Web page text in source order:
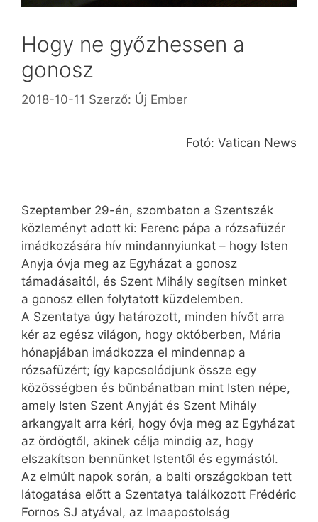
Hogy ne győzhessen a
gonosz
2018-10-11 Szerző: Új Ember
Fotó: Vatican News
Szeptember 29-én, szombaton a Szentszék
közleményt adott ki: Ferenc pápa a rózsafüzér
imádkozására hív mind­annyiunkat – hogy Isten
Anyja óvja meg az Egyházat a gonosz
támadásaitól, és Szent Mihály segítsen minket
a gonosz ellen folytatott küzdelemben.
A Szentatya úgy határozott, minden hívőt arra
kér az egész világon, hogy októberben, Mária
hónapjában imádkozza el mindennap a
rózsafüzért; így kapcsolódjunk össze egy
közösségben és bűnbánatban mint Isten népe,
amely Isten Szent Anyját és Szent Mihály
arkangyalt arra kéri, hogy óvja meg az Egyházat
az ördögtől, akinek célja mindig az, hogy
elszakítson bennünket Istentől és egymástól.
Az elmúlt napok során, a balti országokban tett
látogatása előtt a Szentatya találkozott Frédéric
Fornos SJ atyával, az Imaapostolság